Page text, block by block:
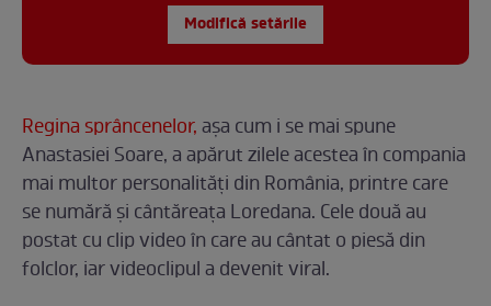
Modifică setările
Regina sprâncenelor,așa cum i se mai spune
Anastasiei Soare, a apărut zilele acestea în compania
mai multor personalități din România, printre care
se numără și cântăreața Loredana. Cele două au
postat cu clip video în care au cântat o piesă din
folclor, iar videoclipul a devenit viral.